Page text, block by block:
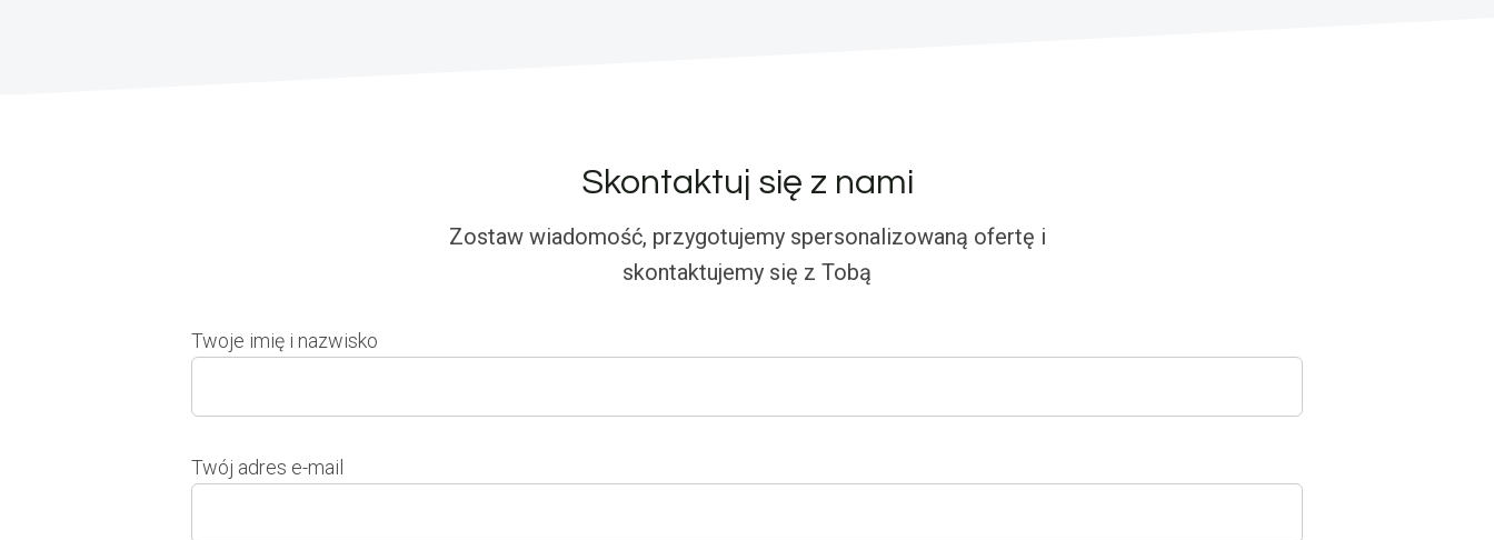
Skontaktuj się z nami
Zostaw wiadomość, przygotujemy spersonalizowaną ofertę i
skontaktujemy się z Tobą
Twoje imię i nazwisko
Twój adres e-mail